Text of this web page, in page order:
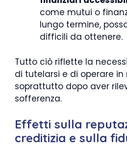
come mutui o
lungo termine,
difficili da ottenere.
Tutto ciò riflette la
di tutelarsi e di operare
soprattutto dopo aver
sofferenza.
Effetti sulla
creditizia e sulla